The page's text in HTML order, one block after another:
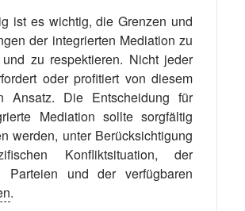
ist es wichtig, die Grenzen und
der integrierten Mediation zu
zu respektieren. Nicht jeder
oder profitiert von diesem
Ansatz. Die Entscheidung für
Mediation sollte sorgfältig
werden, unter Berücksichtigung
Konfliktsituation, der
Parteien und der verfügbaren
.